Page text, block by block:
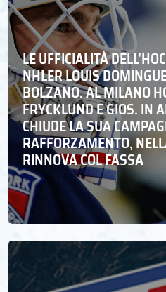
LE UFFICIALITÀ
NHLER LOUIS
BOLZANO. AL MILANO
FRYCKLUND E GIOS. IN
CHIUDE LA SUA
RAFFORZAMENTO,
RINNOVA COL FASSA